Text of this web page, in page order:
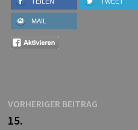
MAIL
Beitragsnavigation
VORHERIGER BEITRAGVorheriger
15.